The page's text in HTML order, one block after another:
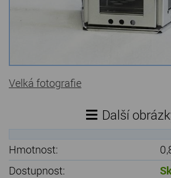
Dárkové předměty z
Gabiony, gabionový kámen
Velká fotografie
Další
Hmotnost:
Dostupnost: